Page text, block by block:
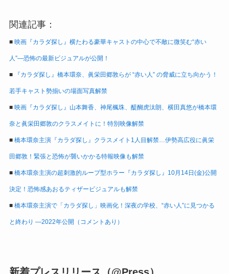
関連記事：
■ 映画『カラダ探し』横たわる豪華キャストの中心で不敵に微笑む“赤い
人”―恐怖の最新ビジュアルが公開！
■ 『カラダ探し』橋本環奈、眞栄田郷敦らが “赤い人” の脅威に立ち向かう！
若手キャスト勢揃いの場面写真解禁
■ 映画『カラダ探し』山本舞香、神尾楓珠、醍醐虎汰朗、横田真悠が橋本環
奈と眞栄田郷敦のクラスメイトに！特別映像解禁
■ 橋本環奈主演『カラダ探し』クラスメイト1人目解禁…伊勢高広役に眞栄
田郷敦！緊張と恐怖が襲いかかる特報映像も解禁
■ 橋本環奈主演の超刺激的ループ型ホラー『カラダ探し』10月14日(金)公開
決定！恐怖感あおるティザービジュアルも解禁
■ 橋本環奈主演で「カラダ探し」映画化！深夜の学校、“赤い人”に見つかる
と終わり ―2022年公開（コメントあり）